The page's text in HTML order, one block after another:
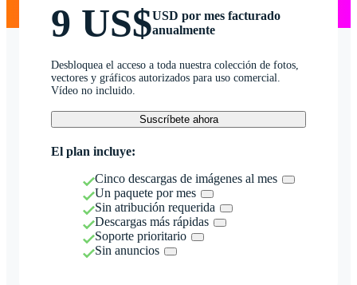
9 US$USD por mes facturado
anualmente
Desbloquea el acceso a toda nuestra colección de fotos,
vectores y gráficos autorizados para uso comercial.
Vídeo no incluido.
Suscríbete ahora
El plan incluye:
Cinco descargas de imágenes al mes
Un paquete por mes
Sin atribución requerida
Descargas más rápidas
Soporte prioritario
Sin anuncios